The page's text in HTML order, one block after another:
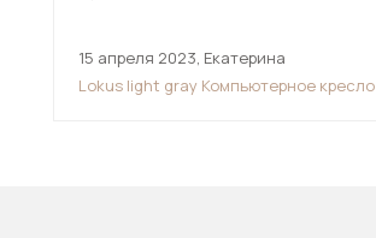
15 апреля 2023, Екатерина
Lokus light gray Компьютерное кресло